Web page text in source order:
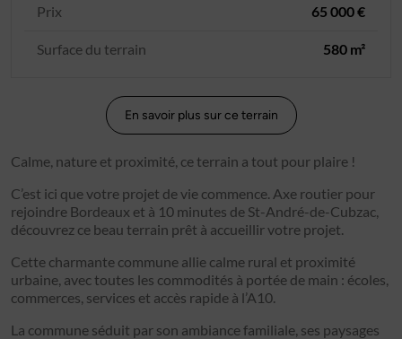
Prix 65 000 €
Surface du terrain 580 m²
En savoir plus sur ce terrain
Calme, nature et proximité, ce terrain a tout pour plaire !
C’est ici que votre projet de vie commence. Axe routier pour
rejoindre Bordeaux et à 10 minutes de St-André-de-Cubzac,
découvrez ce beau terrain prêt à accueillir votre projet.
Cette charmante commune allie calme rural et proximité
urbaine, avec toutes les commodités à portée de main : écoles,
commerces, services et accès rapide à l’A10.
La commune séduit par son ambiance familiale, ses paysages